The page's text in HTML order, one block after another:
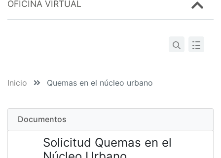
OFICINA VIRTUAL
Inicio Quemas en el núcleo urbano
Documentos
Solicitud Quemas en el